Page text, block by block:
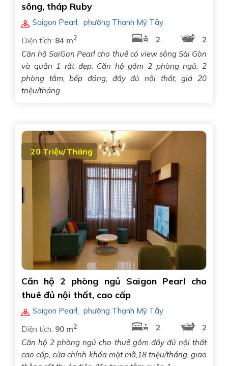
sông, tháp Ruby
Saigon Pearl, phường Thạnh Mỹ Tây
Diện tích: 84 m2 2
2
Căn hộ SaiGon Pearl cho thuê có view sông Sài Gòn
và quận 1 rất đẹp. Căn hộ gồm 2 phòng ngủ, 2
phòng tắm, bếp đóng, đầy đủ nội thất, giá 20
triệu/tháng.
20 Triệu/Tháng
Căn hộ 2 phòng ngủ Saigon Pearl cho
thuê đủ nội thất, cao cấp
Saigon Pearl
phường Thạnh Mỹ Tây
Diện tích: 90 m2 2
2
Căn hộ 2 phòng ngủ cho thuê gồm đầy đủ nội thất
cao cấp, cửa chính khóa mật mã,18 triệu/tháng, giao